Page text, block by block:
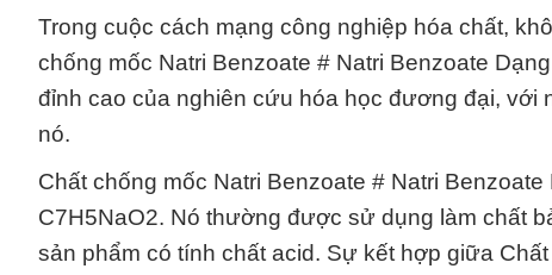
Trong cuộc cách mạng công nghiệp hóa chất,
chống mốc Natri Benzoate # Natri Benzoate
đỉnh cao của nghiên cứu hóa học đương đại, với
nó.
Chất chống mốc Natri Benzoate # Natri
C7H5NaO2. Nó thường được sử dụng làm chất
sản phẩm có tính chất acid. Sự kết hợp giữa